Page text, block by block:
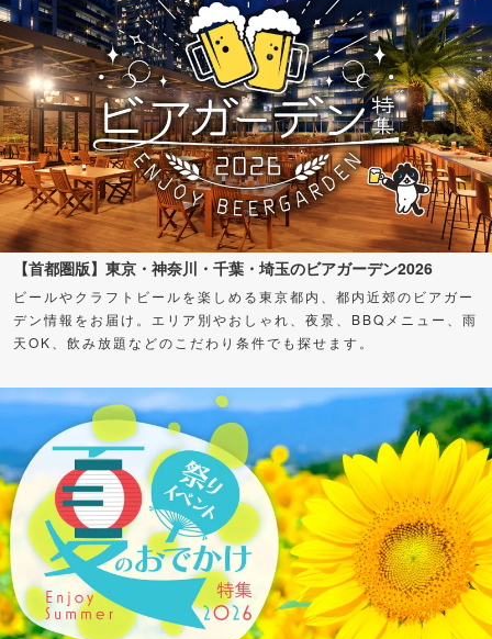
【首都圏版】東京・神奈川・千葉・埼玉のビアガーデン2026
ビールやクラフトビールを楽しめる東京都内、都内近郊のビアガー
デン情報をお届け。エリア別やおしゃれ、夜景、BBQメニュー、雨
天OK、飲み放題などのこだわり条件でも探せます。